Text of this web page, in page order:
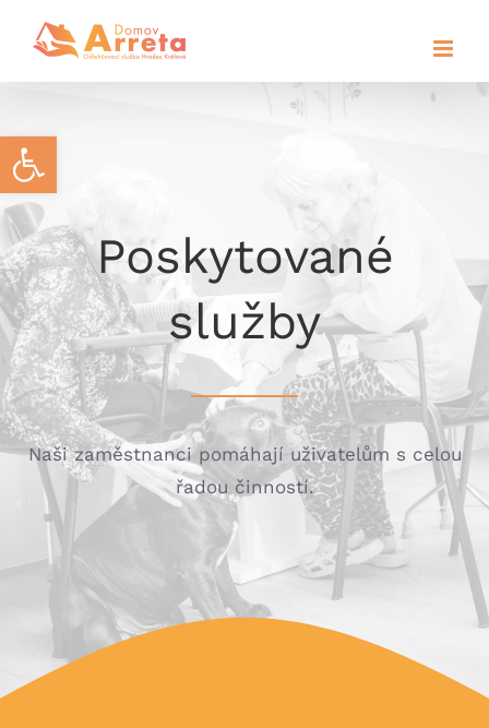
Open toolbar
obsah
Poskytované
služby
Naši zaměstnanci pomáhají uživatelům s celou
řadou činností.